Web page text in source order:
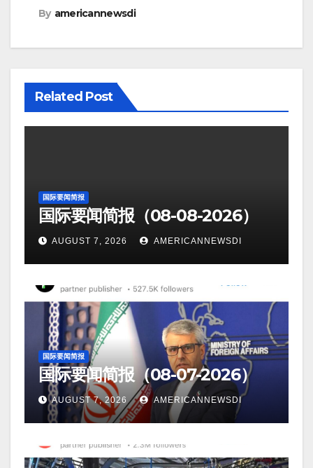
By americannewsdi
Related Post
国际要闻简报
国际要闻简报（08-08-2026）
AUGUST 7, 2026 AMERICANNEWSDI
国际要闻简报
国际要闻简报（08-07-2026）
AUGUST 7, 2026 AMERICANNEWSDI